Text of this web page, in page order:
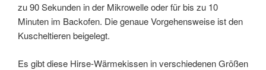
zu 90 Sekunden in der Mikrowelle oder für bis zu 10
Minuten im Backofen. Die genaue Vorgehensweise ist den
Kuscheltieren beigelegt.
Es gibt diese Hirse-Wärmekissen in verschiedenen Größen